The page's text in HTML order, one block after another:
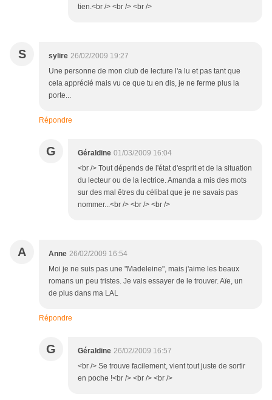
tien.<br /> <br /> <br />
S sylire 26/02/2009 19:27
Une personne de mon club de lecture l'a lu et pas tant que
cela apprécié mais vu ce que tu en dis, je ne ferme plus la
porte...
Répondre
G Géraldine 01/03/2009 16:04
<br /> Tout dépends de l'état d'esprit et de la situation
du lecteur ou de la lectrice. Amanda a mis des mots
sur des mal êtres du célibat que je ne savais pas
nommer...<br /> <br /> <br />
A Anne 26/02/2009 16:54
Moi je ne suis pas une "Madeleine", mais j'aime les beaux
romans un peu tristes. Je vais essayer de le trouver. Aïe, un
de plus dans ma LAL
Répondre
G Géraldine 26/02/2009 16:57
<br /> Se trouve facilement, vient tout juste de sortir
en poche !<br /> <br /> <br />